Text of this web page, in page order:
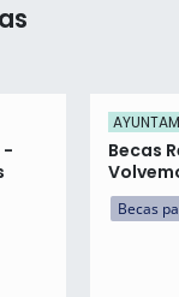
-
Becas
Becas